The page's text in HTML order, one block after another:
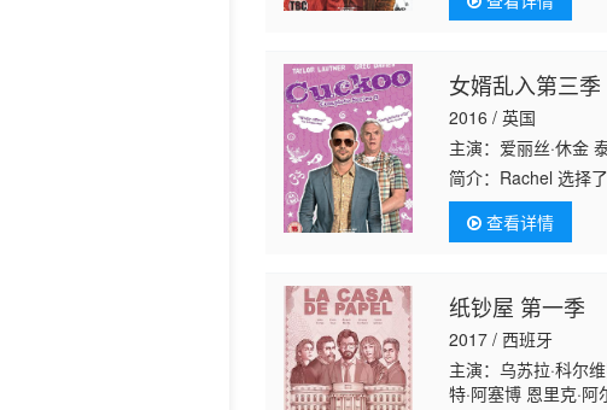
女婿乱入第三季
2016 / 英国
主演：爱丽丝·休金
简介： Rachel 选择
导致 Lorna 怀孕，
查看详情
纸钞屋 第一季
2017 / 西班牙
主演：乌苏拉·科尔
特·阿塞博 恩里克·